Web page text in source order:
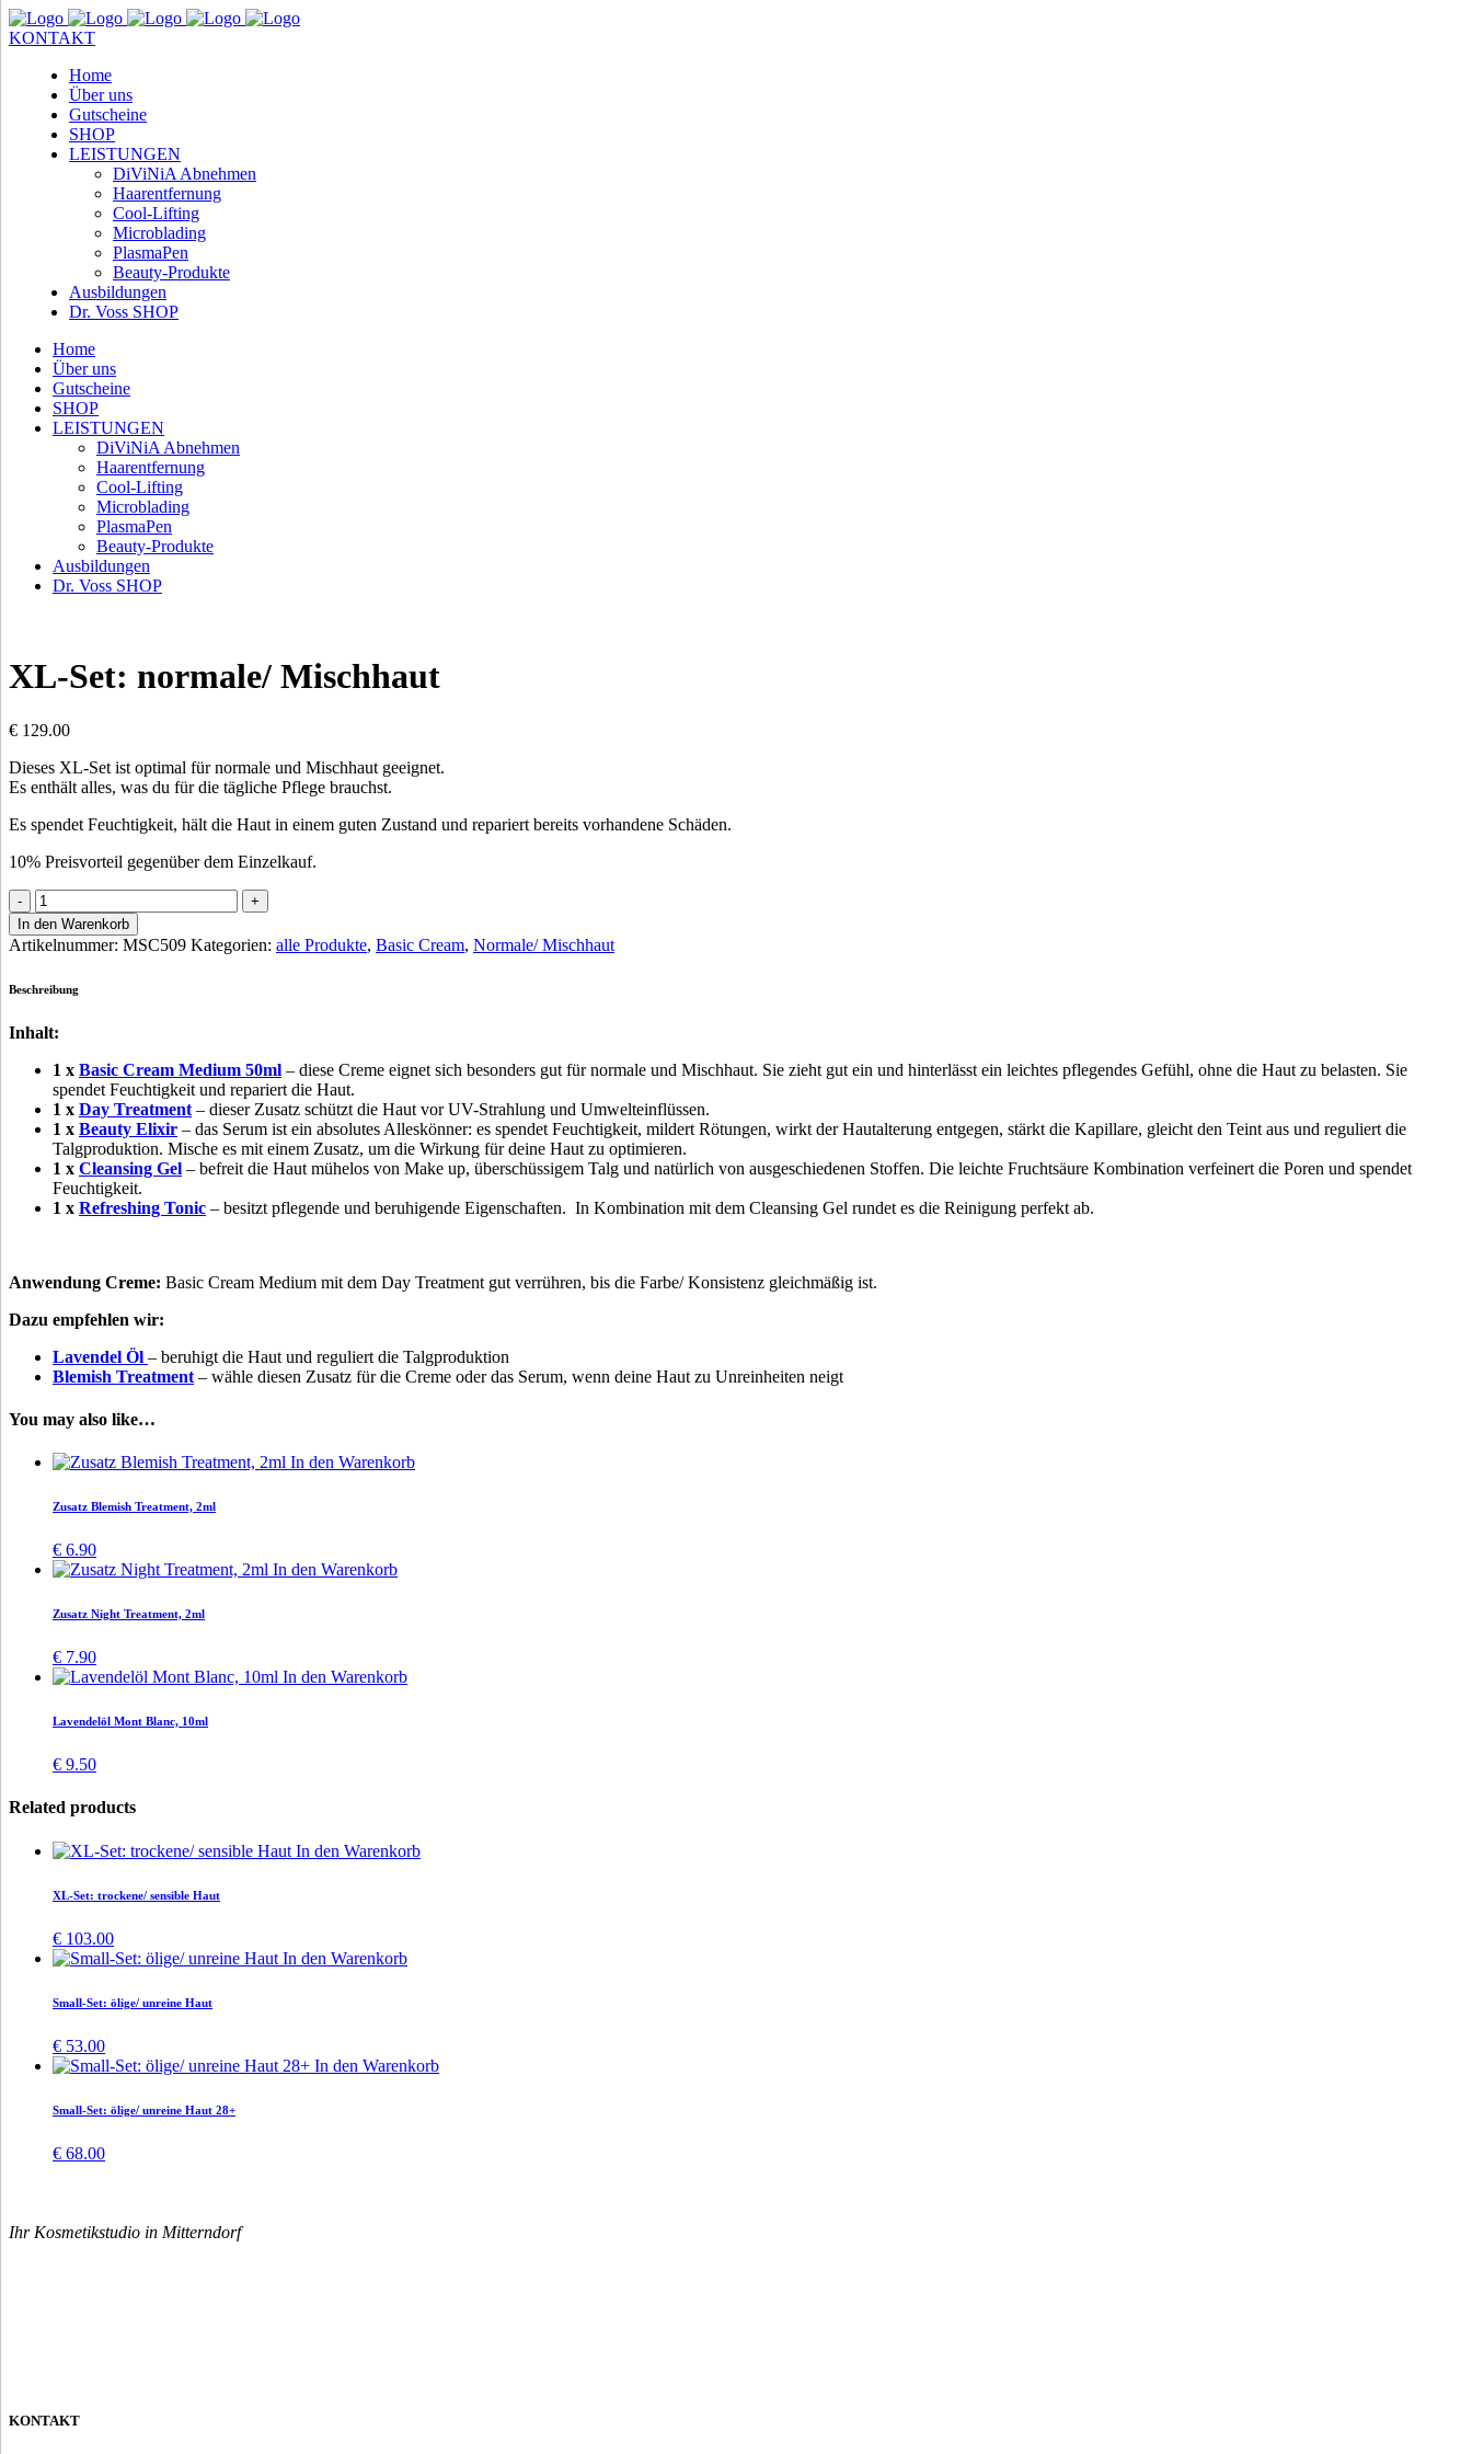
KONTAKT
Home
Über uns
Gutscheine
SHOP
LEISTUNGEN
DiViNiA Abnehmen
Haarentfernung
Cool-Lifting
Microblading
PlasmaPen
Beauty-Produkte
Ausbildungen
Dr. Voss SHOP
Home
Über uns
Gutscheine
SHOP
LEISTUNGEN
DiViNiA Abnehmen
Haarentfernung
Cool-Lifting
Microblading
PlasmaPen
Beauty-Produkte
Ausbildungen
Dr. Voss SHOP
XL-Set: normale/ Mischhaut
€ 129.00
Dieses XL-Set ist optimal für normale und Mischhaut geeignet.
Es enthält alles, was du für die tägliche Pflege brauchst.
Es spendet Feuchtigkeit, hält die Haut in einem guten Zustand und repariert bereits vorhandene Schäden.
10% Preisvorteil gegenüber dem Einzelkauf.
XL-
Set:
normale/
Mischhaut
In den Warenkorb
Artikelnummer: MSC509 Kategorien: alle Produkte, Basic Cream, Normale/ Mischhaut
Beschreibung
Inhalt:
1 x Basic Cream Medium 50ml – diese Creme eignet sich besonders gut für normale und Mischhaut. Sie zieht gut ein und hinterlässt ein leichtes pflegendes Gefühl, ohne die Haut zu belasten. Sie
spendet Feuchtigkeit und repariert die Haut.
1 x Day Treatment – dieser Zusatz schützt die Haut vor UV-Strahlung und Umwelteinflüssen.
1 x Beauty Elixir – das Serum ist ein absolutes Alleskönner: es spendet Feuchtigkeit, mildert Rötungen, wirkt der Hautalterung entgegen, stärkt die Kapillare, gleicht den Teint aus und reguliert die
Talgproduktion. Mische es mit einem Zusatz, um die Wirkung für deine Haut zu optimieren.
1 x Cleansing Gel – befreit die Haut mühelos von Make up, überschüssigem Talg und natürlich von ausgeschiedenen Stoffen. Die leichte Fruchtsäure Kombination verfeinert die Poren und spendet
Feuchtigkeit.
1 x Refreshing Tonic – besitzt pflegende und beruhigende Eigenschaften. In Kombination mit dem Cleansing Gel rundet es die Reinigung perfekt ab.
Anwendung Creme: Basic Cream Medium mit dem Day Treatment gut verrühren, bis die Farbe/ Konsistenz gleichmäßig ist.
Dazu empfehlen wir:
Lavendel Öl – beruhigt die Haut und reguliert die Talgproduktion
Blemish Treatment – wähle diesen Zusatz für die Creme oder das Serum, wenn deine Haut zu Unreinheiten neigt
You may also like…
In den Warenkorb
Zusatz Blemish Treatment, 2ml
€ 6.90
In den Warenkorb
Zusatz Night Treatment, 2ml
€ 7.90
In den Warenkorb
Lavendelöl Mont Blanc, 10ml
€ 9.50
Related products
In den Warenkorb
XL-Set: trockene/ sensible Haut
€ 103.00
In den Warenkorb
Small-Set: ölige/ unreine Haut
€ 53.00
In den Warenkorb
Small-Set: ölige/ unreine Haut 28+
€ 68.00
Ihr Kosmetikstudio in Mitterndorf
KONTAKT